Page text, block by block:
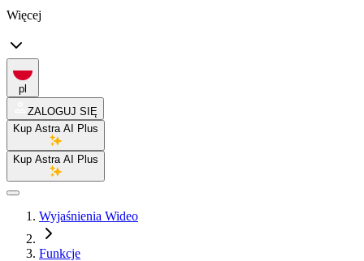
Więcej
pl
ZALOGUJ SIĘ
Kup Astra AI Plus
Kup Astra AI Plus
Wyjaśnienia Wideo
Funkcje